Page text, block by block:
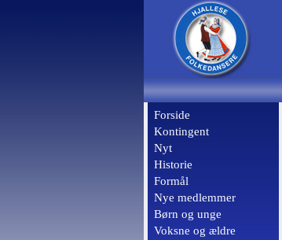
Forside
Kontingent
Nyt
Historie
Formål
Nye medlemmer
Børn og unge
Voksne og ældre